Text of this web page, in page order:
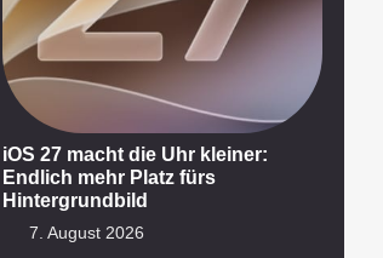
iOS 27 macht die Uhr kleiner:
Endlich mehr Platz fürs
Hintergrundbild
7. August 2026